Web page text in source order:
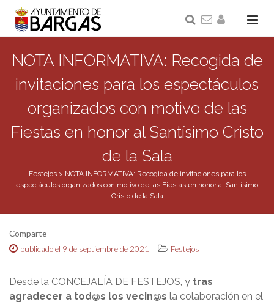
NOTA INFORMATIVA: Recogida de
invitaciones para los espectáculos
organizados con motivo de las
Fiestas en honor al Santísimo Cristo
de la Sala
Festejos> NOTA INFORMATIVA: Recogida de invitaciones para los
espectáculos organizados con motivo de las Fiestas en honor al Santísimo
Cristo de la Sala
Comparte
publicado el 9 de septiembre de 2021
Festejos
Desde la CONCEJALÍA DE FESTEJOS, y tras
agradecer a tod@s los vecin@s la colaboración en el